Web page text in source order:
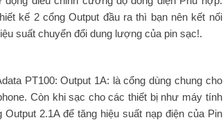
kế 2 cổng Output đầu ra thì bạn nên kết nối
suất chuyển đổi dung lượng của pin sạc!.
PT100: Output 1A: là cổng dùng chung cho
Còn khi sạc cho các thiết bị như máy tính
2.1A để tăng hiệu suất nạp điện của Pin